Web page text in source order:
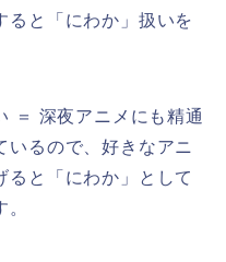
ると「にわか」扱いを
＝ 深夜アニメにも精通
いるので、好きなアニ
ると「にわか」として